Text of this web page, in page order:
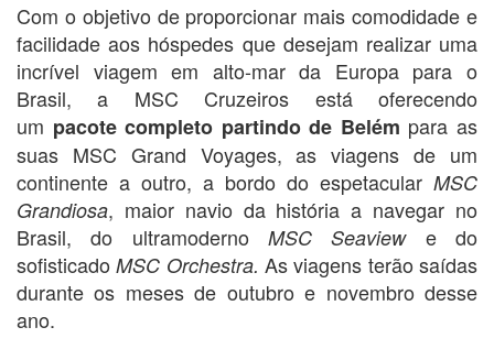
Com o objetivo de proporcionar mais comodidade e
facilidade aos hóspedes que desejam realizar uma
incrível viagem em alto-mar da Europa para o
Brasil, a MSC Cruzeiros está oferecendo
um pacote completo partindo de Belém para as
suas MSC Grand Voyages, as viagens de um
continente a outro, a bordo do espetacular MSC
Grandiosa, maior navio da história a navegar no
Brasil, do ultramoderno MSC Seaview e do
sofisticadoMSC Orchestra.As viagens terão saídas
durante os meses de outubro e novembro desse
ano.